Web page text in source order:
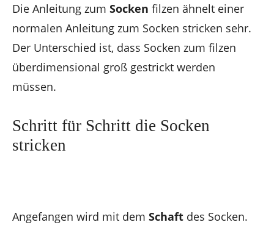
Die Anleitung zum Socken filzen ähnelt einer
normalen Anleitung zum Socken stricken sehr.
Der Unterschied ist, dass Socken zum filzen
überdimensional groß gestrickt werden
müssen.
Schritt für Schritt die Socken
stricken
Angefangen wird mit dem Schaft des Socken.